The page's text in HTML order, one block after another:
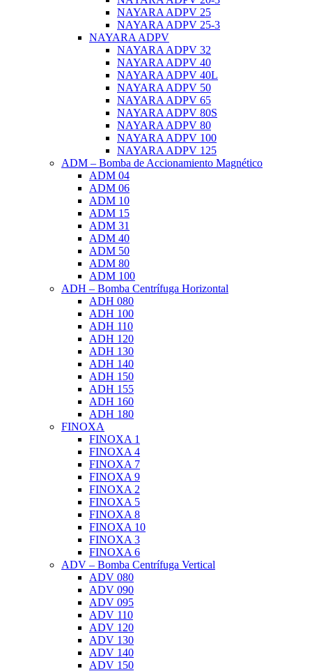
NAYARA ADPV 25
NAYARA ADPV 25-3
NAYARA ADPV
NAYARA ADPV 32
NAYARA ADPV 40
NAYARA ADPV 40L
NAYARA ADPV 50
NAYARA ADPV 65
NAYARA ADPV 80S
NAYARA ADPV 80
NAYARA ADPV 100
NAYARA ADPV 125
ADM – Bomba de Accionamiento Magnético
ADM 04
ADM 06
ADM 10
ADM 15
ADM 31
ADM 40
ADM 50
ADM 80
ADM 100
ADH – Bomba Centrífuga Horizontal
ADH 080
ADH 100
ADH 110
ADH 120
ADH 130
ADH 140
ADH 150
ADH 155
ADH 160
ADH 180
FINOXA
FINOXA 1
FINOXA 4
FINOXA 7
FINOXA 9
FINOXA 2
FINOXA 5
FINOXA 8
FINOXA 10
FINOXA 3
FINOXA 6
ADV – Bomba Centrífuga Vertical
ADV 080
ADV 090
ADV 095
ADV 110
ADV 120
ADV 130
ADV 140
ADV 150